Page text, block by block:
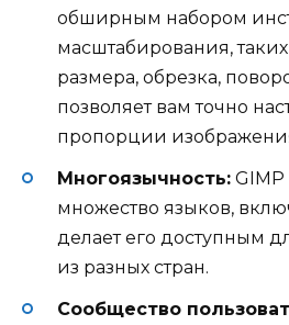
обширным набором
масштабирования,
размера, обрезка,
позволяет вам точно
пропорции
Многоязычность:
множество языков,
делает его доступным
из разных стран.
Сообщество